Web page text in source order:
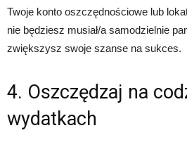
Twoje konto oszczędnościowe lub
nie będziesz musiał/a samodzielnie
zwiększysz swoje szanse na sukces.
4. Oszczędzaj na
wydatkach